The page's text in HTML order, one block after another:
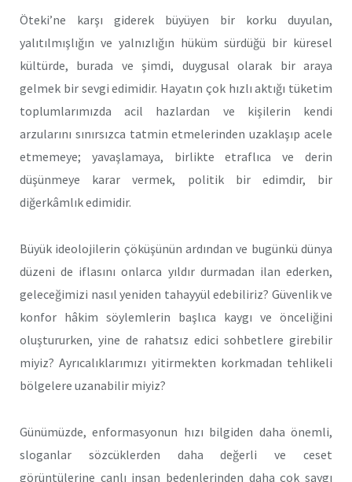
Öteki’ne karşı giderek büyüyen bir korku duyulan,
yalıtılmışlığın ve yalnızlığın hüküm sürdüğü bir küresel
kültürde, burada ve şimdi, duygusal olarak bir araya
gelmek bir sevgi edimidir. Hayatın çok hızlı aktığı tüketim
toplumlarımızda acil hazlardan ve kişilerin kendi
arzularını sınırsızca tatmin etmelerinden uzaklaşıp acele
etmemeye; yavaşlamaya, birlikte etraflıca ve derin
düşünmeye karar vermek, politik bir edimdir, bir
diğerkâmlık edimidir.
Büyük ideolojilerin çöküşünün ardından ve bugünkü dünya
düzeni de iflasını onlarca yıldır durmadan ilan ederken,
geleceğimizi nasıl yeniden tahayyül edebiliriz? Güvenlik ve
konfor hâkim söylemlerin başlıca kaygı ve önceliğini
oluştururken, yine de rahatsız edici sohbetlere girebilir
miyiz? Ayrıcalıklarımızı yitirmekten korkmadan tehlikeli
bölgelere uzanabilir miyiz?
Günümüzde, enformasyonun hızı bilgiden daha önemli,
sloganlar sözcüklerden daha değerli ve ceset
görüntülerine canlı insan bedenlerinden daha çok saygı